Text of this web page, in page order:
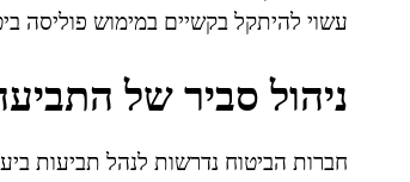
עשוי להיתקל בקשיים במימוש פוליסה
ניהול סביר של
חברות הביטוח נדרשות לנהל תביעות